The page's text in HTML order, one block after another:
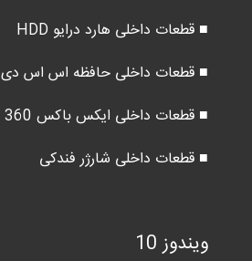
■ قطعات داخلی هارد درایو HDD
■ قطعات داخلی حافظه اس اس دی
■ قطعات داخلی ایکس باکس 360
■ قطعات داخلی شارژر فندکی
ویندوز 10